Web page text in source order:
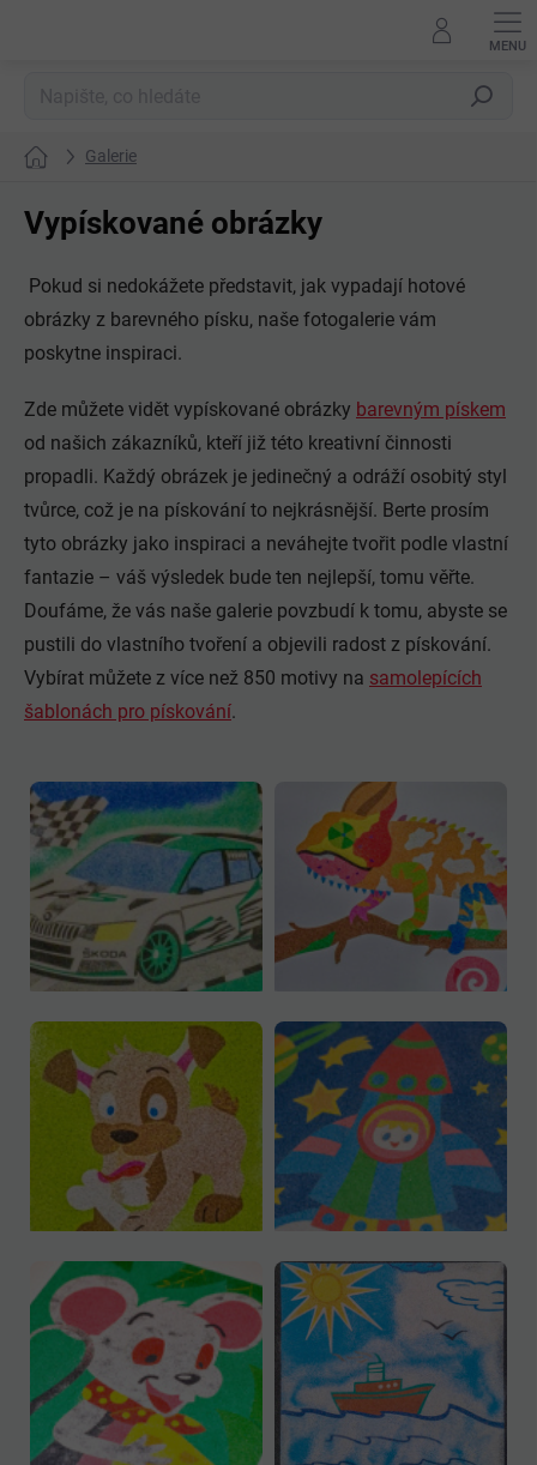
Hledat
Domů Galerie
Vypískované obrázky
Pokud si nedokážete představit, jak vypadají hotové
obrázky z barevného písku, naše fotogalerie vám
poskytne inspiraci.
Zde můžete vidět vypískované obrázky barevným pískem
od našich zákazníků, kteří již této kreativní činnosti
propadli. Každý obrázek je jedinečný a odráží osobitý styl
tvůrce, což je na pískování to nejkrásnější. Berte prosím
tyto obrázky jako inspiraci a neváhejte tvořit podle vlastní
fantazie – váš výsledek bude ten nejlepší, tomu věřte.
Doufáme, že vás naše galerie povzbudí k tomu, abyste se
pustili do vlastního tvoření a objevili radost z pískování.
Vybírat můžete z více než 850 motivy na samolepících
šablonách pro pískování.